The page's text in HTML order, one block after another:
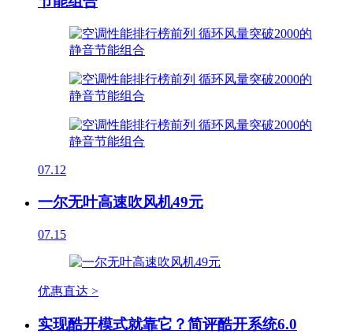
07.12
一尔无叶高速吹风机49元
07.15
优惠直达 >
实现酷开模式就靠它？简评酷开系统6.0